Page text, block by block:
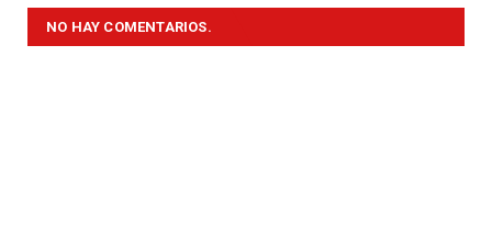
NO HAY COMENTARIOS.